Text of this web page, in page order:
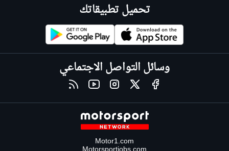
تحميل تطبيقاتك
وسائل التواصل الاجتماعي
Motor1.com